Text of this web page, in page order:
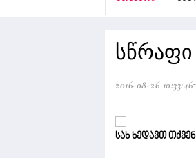
2016-08-26 10:33:46
სახ ხედავთ თქვენ